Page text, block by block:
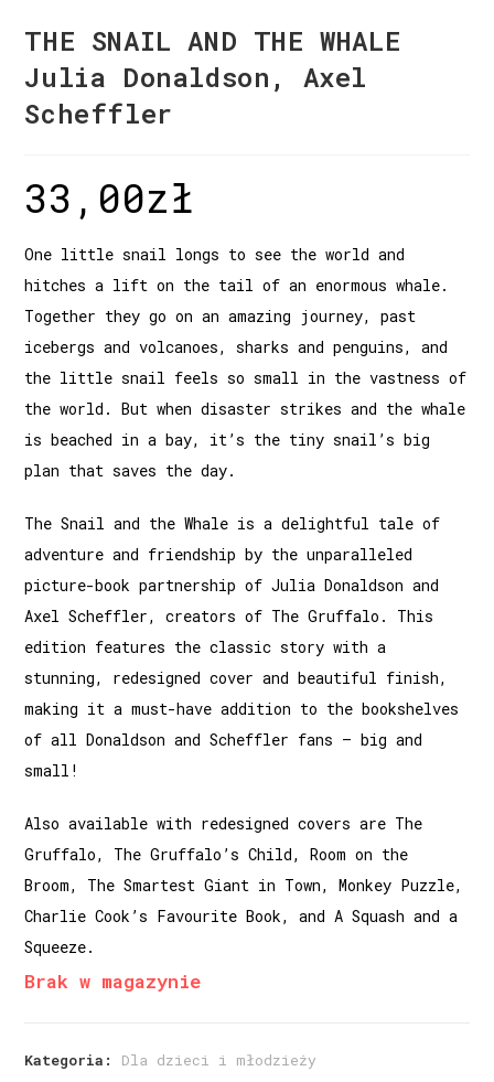
THE SNAIL AND THE WHALE
Julia Donaldson, Axel
Scheffler
33,00zł
One little snail longs to see the world and
hitches a lift on the tail of an enormous whale.
Together they go on an amazing journey, past
icebergs and volcanoes, sharks and penguins, and
the little snail feels so small in the vastness of
the world. But when disaster strikes and the whale
is beached in a bay, it’s the tiny snail’s big
plan that saves the day.
The Snail and the Whale is a delightful tale of
adventure and friendship by the unparalleled
picture-book partnership of Julia Donaldson and
Axel Scheffler, creators of The Gruffalo. This
edition features the classic story with a
stunning, redesigned cover and beautiful finish,
making it a must-have addition to the bookshelves
of all Donaldson and Scheffler fans – big and
small!
Also available with redesigned covers are The
Gruffalo, The Gruffalo’s Child, Room on the
Broom, The Smartest Giant in Town, Monkey Puzzle,
Charlie Cook’s Favourite Book, and A Squash and a
Squeeze.
Brak w magazynie
Kategoria: Dla dzieci i młodzieży